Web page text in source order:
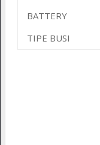
BATTERY
TIPE BUSI